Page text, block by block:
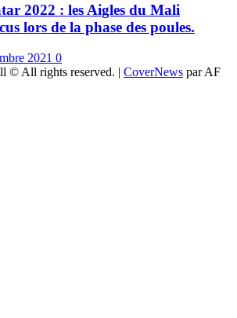
2022 : les Aigles du Mali
lors de la phase des poules.
2021 0
© All rights reserved. | CoverNews par AF